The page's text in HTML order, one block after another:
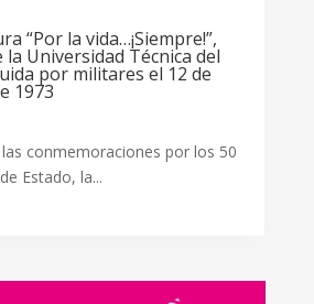
“Por la vida…¡Siempre!”,
la Universidad Técnica del
por militares el 12 de
1973
conmemoraciones por los 50
Estado, la...